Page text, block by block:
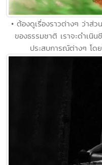
• ต้องดูเรื่องราวต่างๆ ว่าส่ว
ของธรรมชาติ เราจะดำเนิน
ประสบการณ์ต่างๆ โด